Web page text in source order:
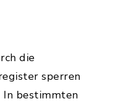
die
sperren
In bestimmten